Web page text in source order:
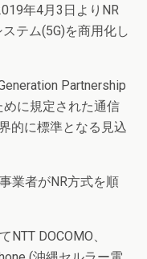
年4月3日よりNR
テム(5G)を商用化し
Partnership
に規定された通信
的に標準となる見込
業者がNR方式を順
DOCOMO、